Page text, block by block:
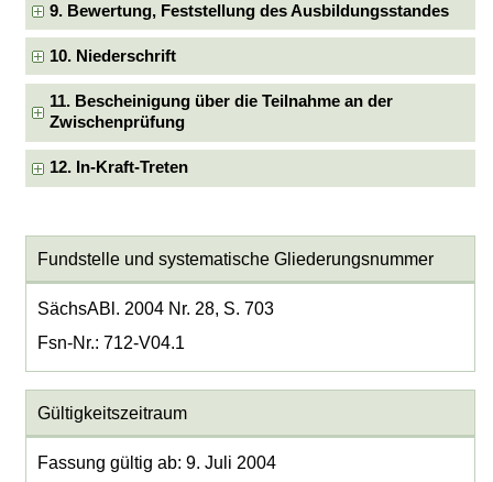
9. Bewertung, Feststellung des Ausbildungsstandes
10. Niederschrift
11. Bescheinigung über die Teilnahme an der
Zwischenprüfung
12. In-Kraft-Treten
Fundstelle und systematische Gliederungsnummer
SächsABl. 2004 Nr. 28, S. 703
Fsn-Nr.: 712-V04.1
Gültigkeitszeitraum
Fassung gültig ab: 9. Juli 2004